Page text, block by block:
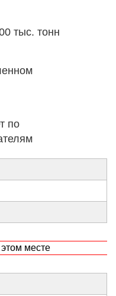
тыс. тонн
по
месте